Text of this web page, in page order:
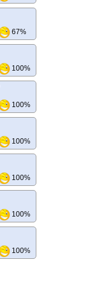
67%
100%
100%
100%
100%
100%
100%